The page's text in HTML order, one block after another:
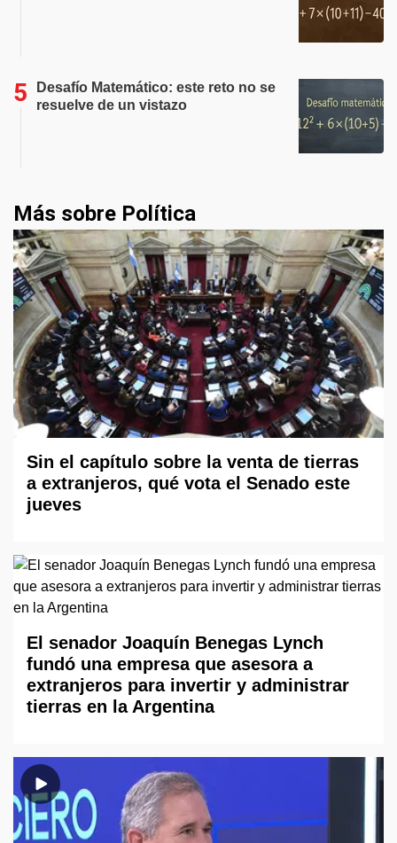
Desafío Matemático: este reto no se
resuelve de un vistazo
Más sobre Política
Sin el capítulo sobre la venta de tierras
a extranjeros, qué vota el Senado este
jueves
El senador Joaquín Benegas Lynch
fundó una empresa que asesora a
extranjeros para invertir y administrar
tierras en la Argentina